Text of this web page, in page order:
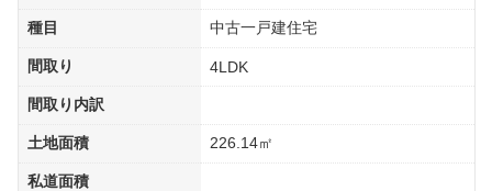
種目 中古一戸建住宅
間取り 4LDK
間取り内訳
土地面積 226.14㎡
私道面積